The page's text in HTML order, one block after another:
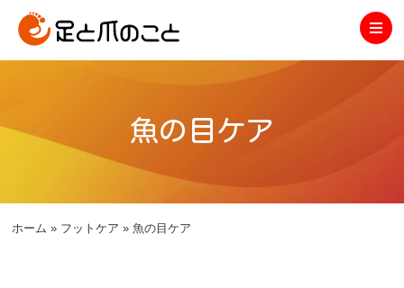
魚の目ケア
ホーム » フットケア »魚の目ケア